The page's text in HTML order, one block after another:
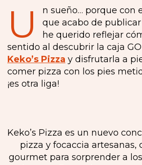
U n sueño… porque con
que acabo de
he querido reflejar
sentido al descubrir la caja
Keko’s Pizza y disfrutarla a
comer pizza con los pies
¡es otra liga!
Keko’s Pizza es un nuevo
pizza y focaccia artesanas,
gourmet para sorprender a